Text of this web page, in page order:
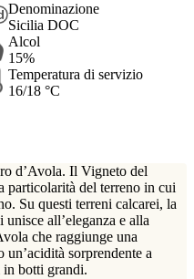
Denominazione
Sicilia DOC
Alcol
15%
Temperatura di servizio
16/18 °C
d’Avola. Il Vigneto del
particolarità del terreno in cui
Su questi terreni calcarei, la
all’eleganza e alla
che raggiunge una
sorprendente a
in botti grandi.